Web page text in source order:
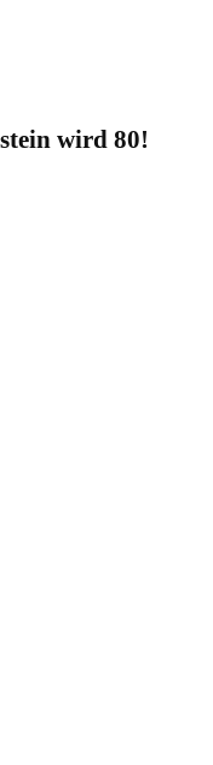
wird 80!